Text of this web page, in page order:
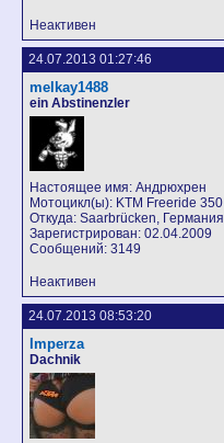
Неактивен
24.07.2013 01:27:46
melkay1488
ein Abstinenzler
Настоящее имя: Андрюхрен
Мотоцикл(ы): KTM Freeride 350
Откуда: Saarbrücken, Германия
Зарегистрирован: 02.04.2009
Сообщений: 3149
Неактивен
24.07.2013 08:53:20
Imperza
Dachnik